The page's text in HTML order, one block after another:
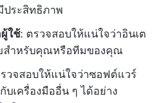
ระสิทธิภาพ
ใช้: ตรวจสอบให้แน่ใจว่าอินเต
สำหรับคุณหรือทีมของคุณ
วจสอบให้แน่ใจว่าซอฟต์แวร์
บเครื่องมืออื่น ๆ ได้อย่าง